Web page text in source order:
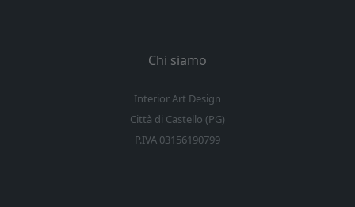
Chi siamo
Interior Art Design
Città di Castello (PG)
P.IVA 03156190799